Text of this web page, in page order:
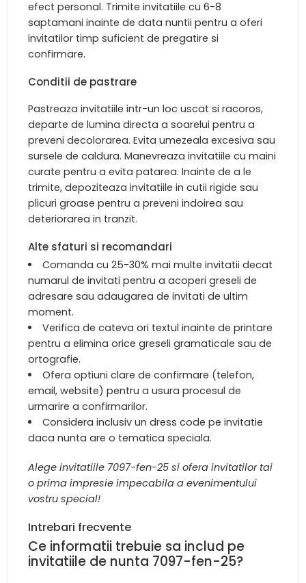
efect personal. Trimite invitatiile cu 6-8
saptamani inainte de data nuntii pentru a oferi
invitatilor timp suficient de pregatire si
confirmare.
Conditii de pastrare
Pastreaza invitatiile intr-un loc uscat si racoros,
departe de lumina directa a soarelui pentru a
preveni decolorarea. Evita umezeala excesiva sau
sursele de caldura. Manevreaza invitatiile cu maini
curate pentru a evita patarea. Inainte de a le
trimite, depoziteaza invitatiile in cutii rigide sau
plicuri groase pentru a preveni indoirea sau
deteriorarea in tranzit.
Alte sfaturi si recomandari
Comanda cu 25-30% mai multe invitatii decat
numarul de invitati pentru a acoperi greseli de
adresare sau adaugarea de invitati de ultim
moment.
Verifica de cateva ori textul inainte de printare
pentru a elimina orice greseli gramaticale sau de
ortografie.
Ofera optiuni clare de confirmare (telefon,
email, website) pentru a usura procesul de
urmarire a confirmarilor.
Considera inclusiv un dress code pe invitatie
daca nunta are o tematica speciala.
Alege invitatiile 7097-fen-25 si ofera invitatilor tai
o prima impresie impecabila a evenimentului
vostru special!
Intrebari frecvente
Ce informatii trebuie sa includ pe
invitatiile de nunta 7097-fen-25?